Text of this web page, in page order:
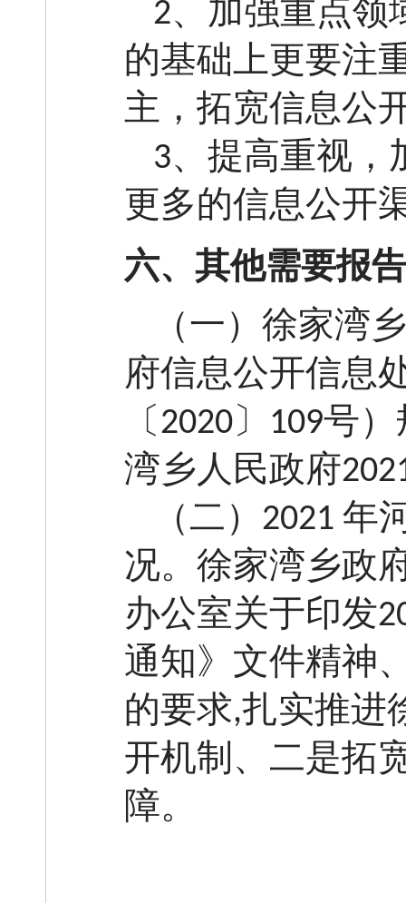
2、加强重点领
的基础上更要注
主，拓宽信息公
3、提高重视，
更多的信息公开
六、其他需要报
（一）徐家湾
府信息公开信息
〔 2020〕 109号）
湾乡人民政府
（二） 2021 年
况。徐家湾乡政
办公室关于印发
通知》文件精神
的要求,扎实推进
开机制、二是拓
障。